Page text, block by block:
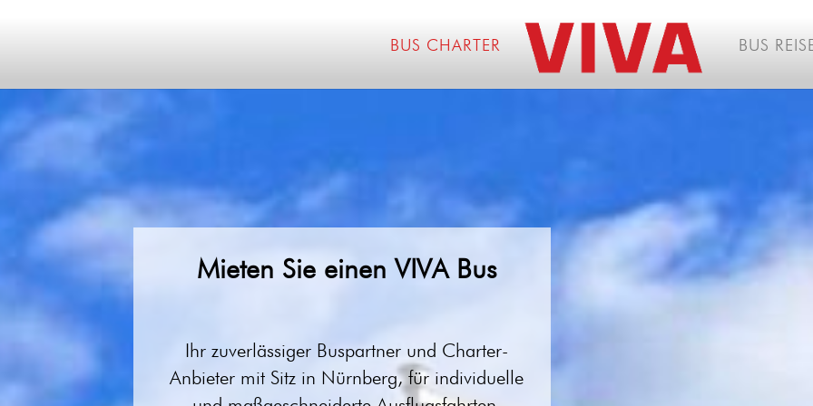
BUS CHARTER BUS
Mieten Sie einen VIVA Bus
Ihr zuverlässiger Buspartner und Charter-
Anbieter mit Sitz in Nürnberg, für individuelle